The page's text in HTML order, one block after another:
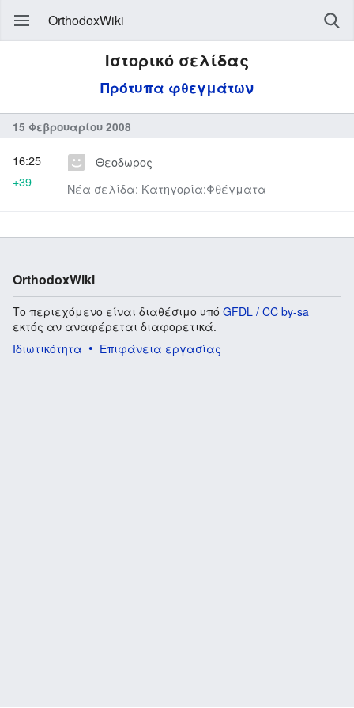
OrthodoxWiki
Ιστορικό σελίδας
Πρότυπα φθεγμάτων
15 Φεβρουαρίου 2008
Θεοδωρος
Νέα σελίδα: Κατηγορία:Φθέγματα
16:25
+39
OrthodoxWiki
Το περιεχόμενο είναι διαθέσιμο υπό GFDL / CC by-sa
εκτός αν αναφέρεται διαφορετικά.
Ιδιωτικότητα
Επιφάνεια εργασίας